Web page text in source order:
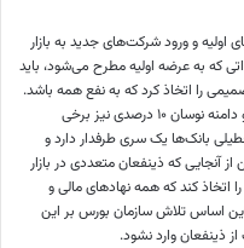
و ورود شرکت‌های جدید به بازار
که به عرضه اولیه مطرح می‌شود، باید
را اتخاذ کرد که به نفع همه باشد.
برای مثال دامنه نوسان سه درصدی طرفدارانی دارد و دامنه نوسان ۱۰ درصدی نیز برخی
بانک‌ها یک سری طرفدار دارد و
از آنجایی که ذینفعانمتعددی در بازار
اتخاذ کند که همه نهادهای مالی و
اساس تلاش سازمان بورس بر این
ذینفعانوارد نشود.